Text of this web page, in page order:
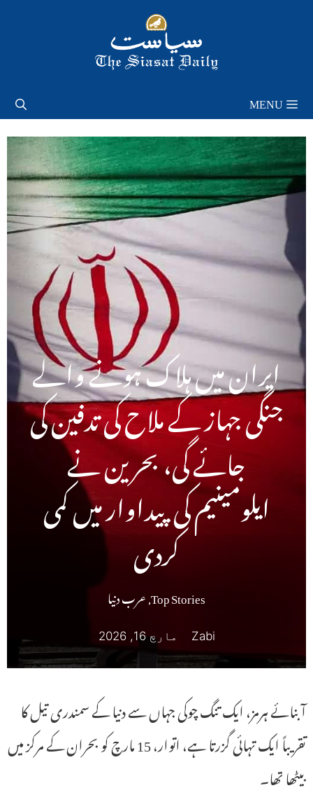
MENU
ایران میں ہلاک ہونے والے
جنگی جہاز کے ملاح کی تدفین کی
جائے گی، بحرین نے
ایلومینیم کی پیداوار میں کمی
کردی
Top Stories
,عرب دنیا
Zabi مارچ 16, 2026
آبنائے ہرمز، ایک تنگ چوکی جہاں سے دنیا کے سمندری تیل کا
تقریباً ایک تہائی گزرتا ہے، اتوار، 15 مارچ کو بحران کے مرکز میں
بیٹھا تھا۔